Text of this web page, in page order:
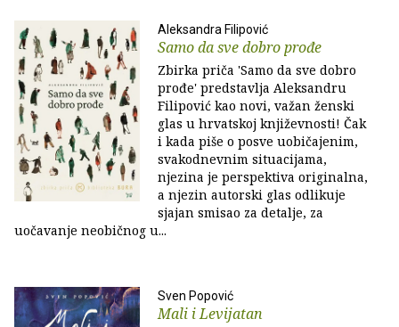
Aleksandra Filipović
Samo da sve dobro prođe
Zbirka priča 'Samo da sve dobro
prođe' predstavlja Aleksandru
Filipović kao novi, važan ženski
glas u hrvatskoj književnosti! Čak
i kada piše o posve uobičajenim,
svakodnevnim situacijama,
njezina je perspektiva originalna,
a njezin autorski glas odlikuje
sjajan smisao za detalje, za
uočavanje neobičnog u...
Sven Popović
Mali i Levijatan